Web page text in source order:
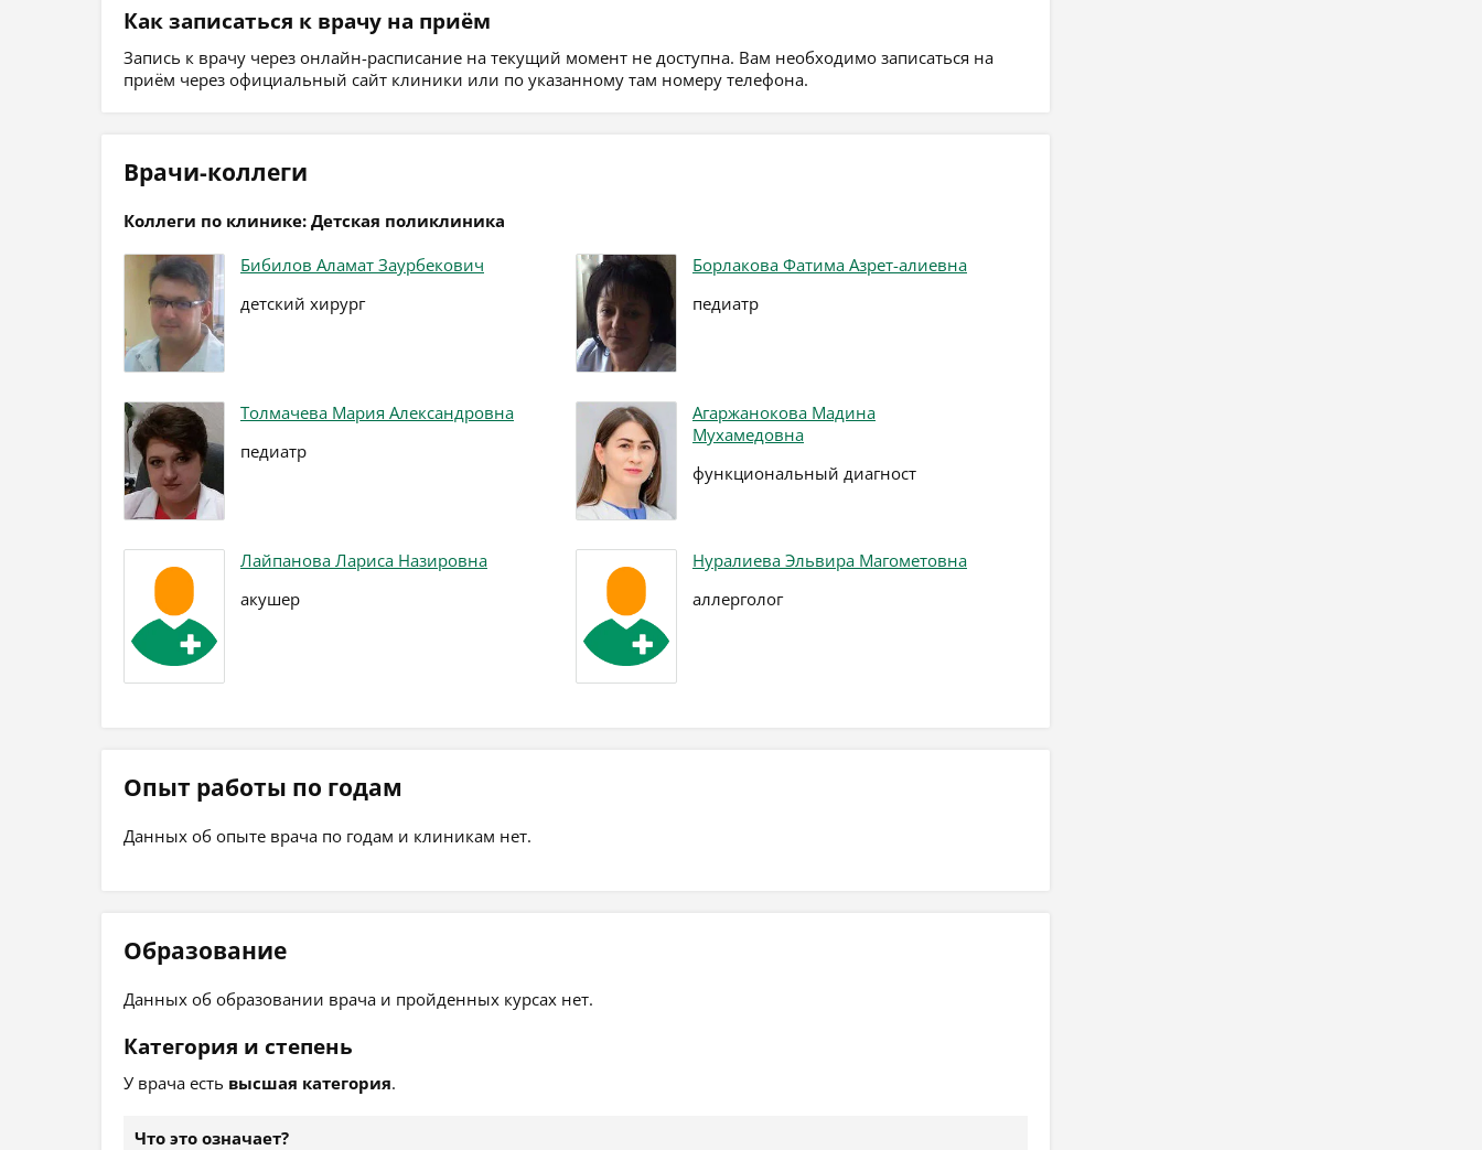
Как записаться к врачу на приём
Запись к врачу через онлайн-расписание на текущий момент не доступна. Вам необходимо записаться на
приём через официальный сайт клиники или по указанному там номеру телефона.
Врачи-коллеги
Коллеги по клинике: Детская поликлиника
Бибилов Аламат Заурбекович
детский хирург
Борлакова Фатима Азрет-алиевна
педиатр
Толмачева Мария Александровна
педиатр
Агаржанокова Мадина
Мухамедовна
функциональный диагност
Лайпанова Лариса Назировна
акушер
Нуралиева Эльвира Магометовна
аллерголог
Опыт работы по годам
Данных об опыте врача по годам и клиникам нет.
Образование
Данных об образовании врача и пройденных курсах нет.
Категория и степень
У врача есть высшая категория.
Что это означает?